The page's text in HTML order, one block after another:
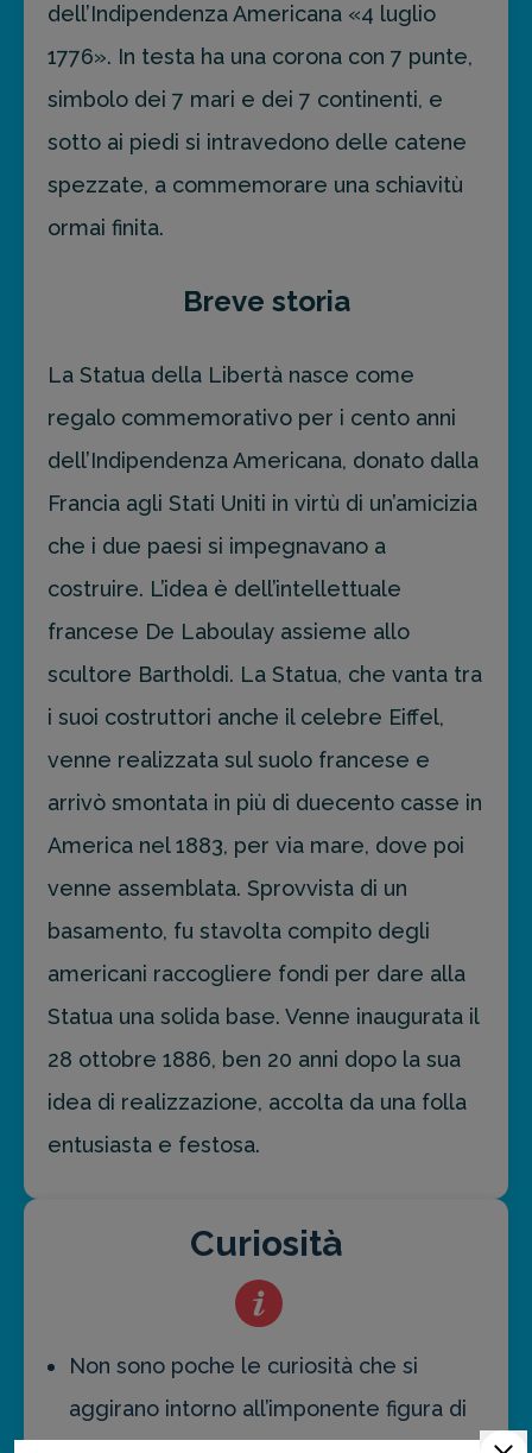
dell’Indipendenza Americana «4 luglio
1776». In testa ha una corona con 7 punte,
simbolo dei 7 mari e dei 7 continenti, e
sotto ai piedi si intravedono delle catene
spezzate, a commemorare una schiavitù
ormai finita.
Breve storia
La Statua della Libertà nasce come
regalo commemorativo per i cento anni
dell’Indipendenza Americana, donato dalla
Francia agli Stati Uniti in virtù di un’amicizia
che i due paesi si impegnavano a
costruire. L’idea è dell’intellettuale
francese De Laboulay assieme allo
scultore Bartholdi. La Statua, che vanta tra
i suoi costruttori anche il celebre Eiffel,
venne realizzata sul suolo francese e
arrivò smontata in più di duecento casse in
America nel 1883, per via mare, dove poi
venne assemblata. Sprovvista di un
basamento, fu stavolta compito degli
americani raccogliere fondi per dare alla
Statua una solida base. Venne inaugurata il
28 ottobre 1886, ben 20 anni dopo la sua
idea di realizzazione, accolta da una folla
entusiasta e festosa.
Curiosità
Non sono poche le curiosità che si
aggirano intorno all’imponente figura di